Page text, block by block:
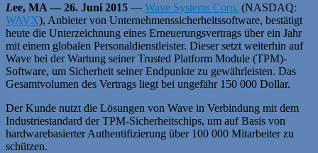
Lee, MA — 26. Juni 2015 — Wave Systems Corp. (NASDAQ:
WAVX), Anbieter von Unternehmenssicherheitssoftware, bestätigt
heute die Unterzeichnung eines Erneuerungsvertrags über ein Jahr
mit einem globalen Personaldienstleister. Dieser setzt weiterhin auf
Wave bei der Wartung seiner Trusted Platform Module (TPM)-
Software, um Sicherheit seiner Endpunkte zu gewährleisten. Das
Gesamtvolumen des Vertrags liegt bei ungefähr 150 000 Dollar.
Der Kunde nutzt die Lösungen von Wave in Verbindung mit dem
Industriestandard der TPM-Sicherheitschips, um auf Basis von
hardwarebasierter Authentifizierung über 100 000 Mitarbeiter zu
schützen.